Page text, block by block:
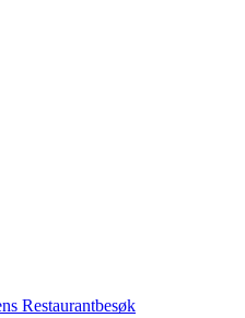
Restaurantbesøk